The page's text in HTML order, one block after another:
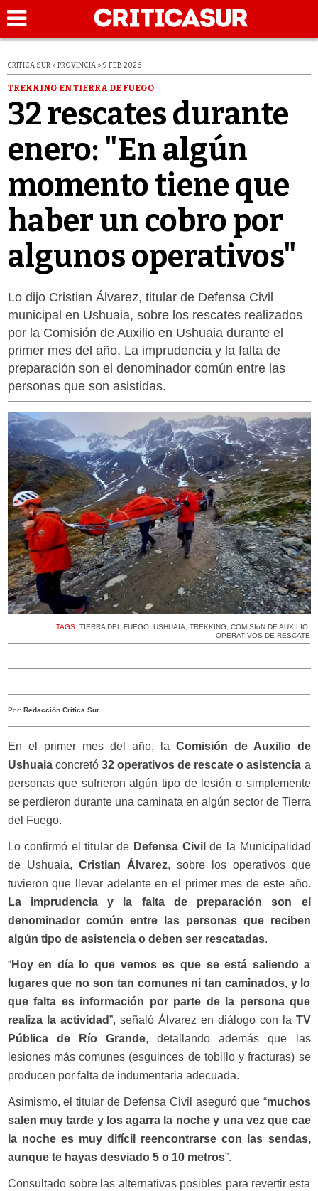
CRITICA SUR » PROVINCIA » 9 FEB 2026
TREKKING EN TIERRA DE FUEGO
32 rescates durante
enero: "En algún
momento tiene que
haber un cobro por
algunos operativos"
Lo dijo Cristian Álvarez, titular de Defensa Civil
municipal en Ushuaia, sobre los rescates realizados
por la Comisión de Auxilio en Ushuaia durante el
primer mes del año. La imprudencia y la falta de
preparación son el denominador común entre las
personas que son asistidas.
TAGS: TIERRA DEL FUEGO USHUAIA TREKKING COMISIóN DE AUXILIO
OPERATIVOS DE RESCATE
Por: Redacción Crítica Sur
En el primer mes del año, la Comisión de Auxilio de
Ushuaiaconcretó 32 operativos de rescate o asistencia a
personas que sufrieron algún tipo de lesión o simplemente
se perdieron durante una caminata en algún sector de Tierra
del Fuego.
Lo confirmó el titular de Defensa Civilde la Municipalidad
de Ushuaia, Cristian Álvarez, sobre los operativos que
tuvieron que llevar adelante en el primer mes de este año.
La imprudencia y la falta de preparación son el
denominador común entre las personas que reciben
algún tipo de asistencia o deben ser rescatadas.
“Hoy en día lo que vemos es que se está saliendo a
lugares que no son tan comunes ni tan caminados, y lo
que falta es información por parte de la persona que
realiza la actividad”, señaló Álvarez en diálogo con la TV
Pública de Río Grande, detallando además que las
lesiones más comunes (esguinces de tobillo y fracturas) se
producen por falta de indumentaria adecuada.
Asimismo, el titular de Defensa Civil aseguró que “muchos
salen muy tarde y los agarra la noche y una vez que cae
la noche es muy difícil reencontrarse con las sendas,
aunque te hayas desviado 5 o 10 metros”.
Consultado sobre las alternativas posibles para revertir esta